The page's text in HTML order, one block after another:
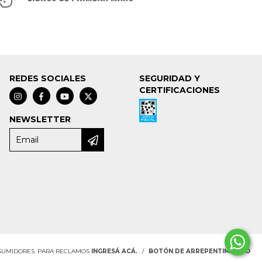
REDES SOCIALES
NEWSLETTER
SEGURIDAD Y
CERTIFICACIONES
PARA RECLAMOS INGRESÁ ACÁ. / BOTÓN DE ARREPENTIMIENTO